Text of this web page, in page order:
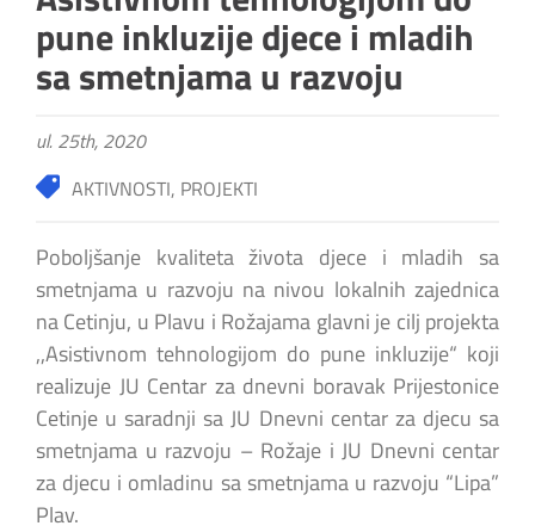
pune inkluzije djece i mladih
sa smetnjama u razvoju
ul. 25th, 2020
AKTIVNOSTI, PROJEKTI
Poboljšanje kvaliteta života djece i mladih sa
smetnjama u razvoju na nivou lokalnih zajednica
na Cetinju, u Plavu i Rožajama glavni je cilj projekta
,,Asistivnom tehnologijom do pune inkluzije“ koji
realizuje JU Centar za dnevni boravak Prijestonice
Cetinje u saradnji sa JU Dnevni centar za djecu sa
smetnjama u razvoju – Rožaje i JU Dnevni centar
za djecu i omladinu sa smetnjama u razvoju “Lipa”
Plav.